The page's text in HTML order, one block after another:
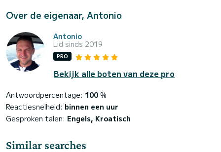
Over de eigenaar, Antonio
Antonio
Lid sinds 2019
PRO
Bekijk alle boten van deze pro
Antwoordpercentage: 100 %
Reactiesnelheid: binnen een uur
Gesproken talen: Engels, Kroatisch
Similar searches